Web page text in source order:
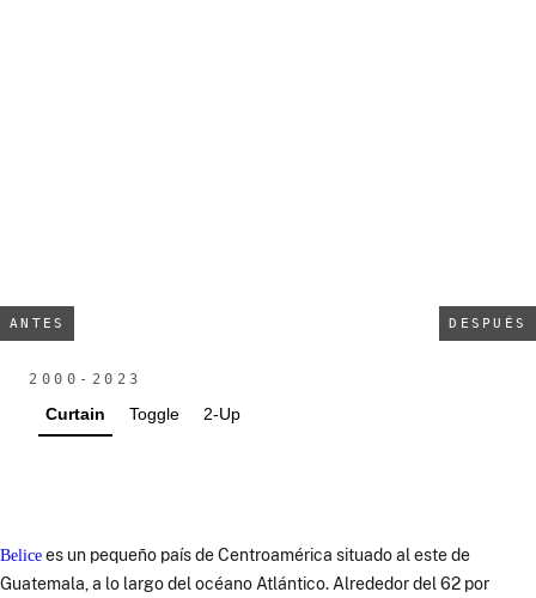
ANTES DESPUÉS
2000-2023
Curtain Toggle 2-Up
Belicees un pequeño país de Centroamérica situado al este de
Guatemala, a lo largo del océano Atlántico. Alrededor del 62 por